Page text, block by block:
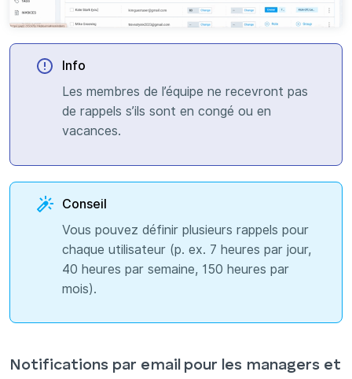
Info
Les membres de l’équipe ne recevront pas
de rappels s’ils sont en congé ou en
vacances.
Conseil
Vous pouvez définir plusieurs rappels pour
chaque utilisateur (p. ex. 7 heures par jour,
40 heures par semaine, 150 heures par
mois).
Notifications par email pour les managers et